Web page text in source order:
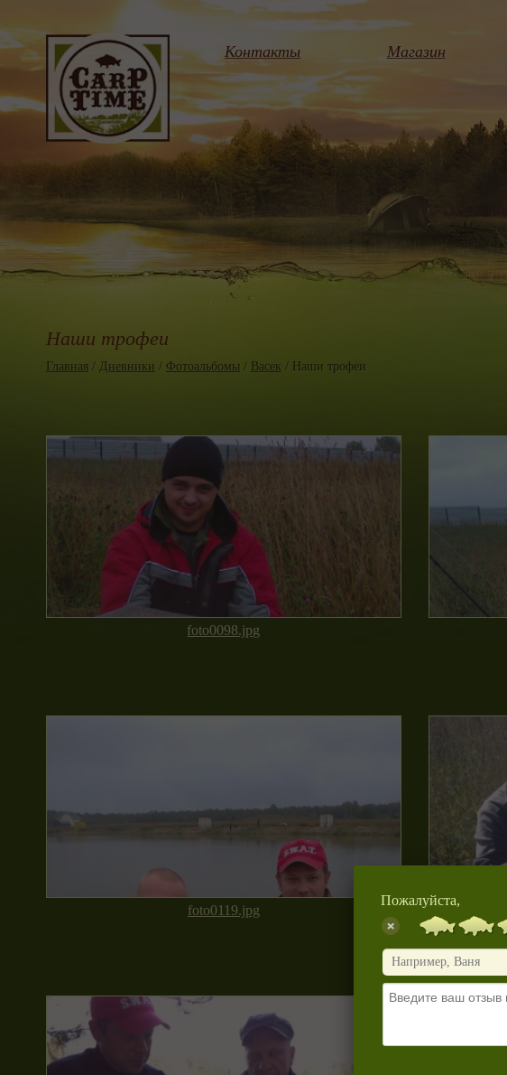
Контакты Магазин
Наши трофеи
Главная / Дневники / Фотоальбомы / Васек / Наши трофеи
foto0098.jpg
foto0119.jpg
Пожалуйста,